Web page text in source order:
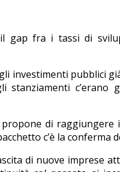
gap fra i tassi di
investimenti pubblici
stanziamenti
di raggiungere
c’è la conferma
di nuove imprese